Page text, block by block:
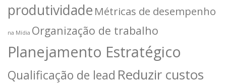
produtividade Métricas de desempenho
na Mídia Organização de trabalho
Planejamento Estratégico
Qualificação de lead Reduzir custos